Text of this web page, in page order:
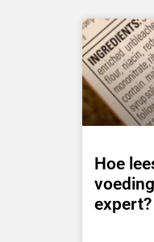
Hoe
expert?